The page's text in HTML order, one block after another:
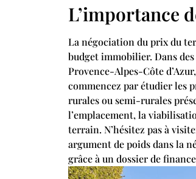
L’importance
La négociation du prix du
budget immobilier. Dans
Provence-Alpes-Côte
commencez par étudier les
rurales ou semi-rurales
l’emplacement, la
terrain. N’hésitez pas à
argument de poids dans la
grâce à un dossier de